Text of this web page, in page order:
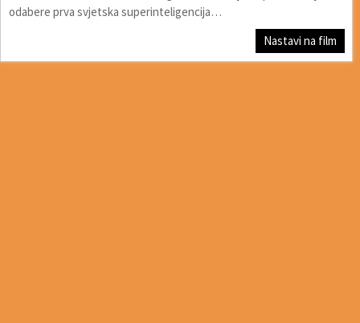
odabere prva svjetska superinteligencija…
Nastavi na film